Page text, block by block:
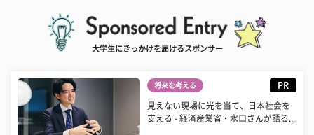
大学生にきっかけを届けるスポンサー
将来を考える PR
見えない現場に光を当て、日本社会を
支える - 経済産業省・水口さんが語る...